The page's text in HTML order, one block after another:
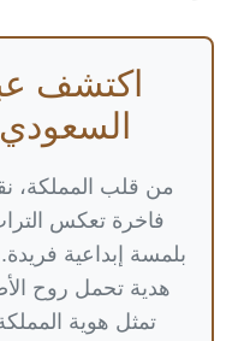
اكتشف
من قلب المملكة،
فاخرة تعكس
بلمسة إبداعية
هدية تحمل روح
تمثل هوية